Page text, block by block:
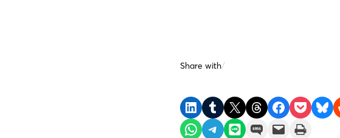
Share with/
Share on LinkedIn Share on Tumblr Share on X Share on Threads Share on Facebook Share on Pocket Share on Bluesky
Share on WhatsApp
Share on Telegram Share on LINE Share on SMS Email this Page Print this Page